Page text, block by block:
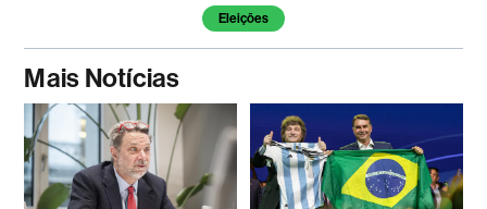
Eleições
Mais Notícias